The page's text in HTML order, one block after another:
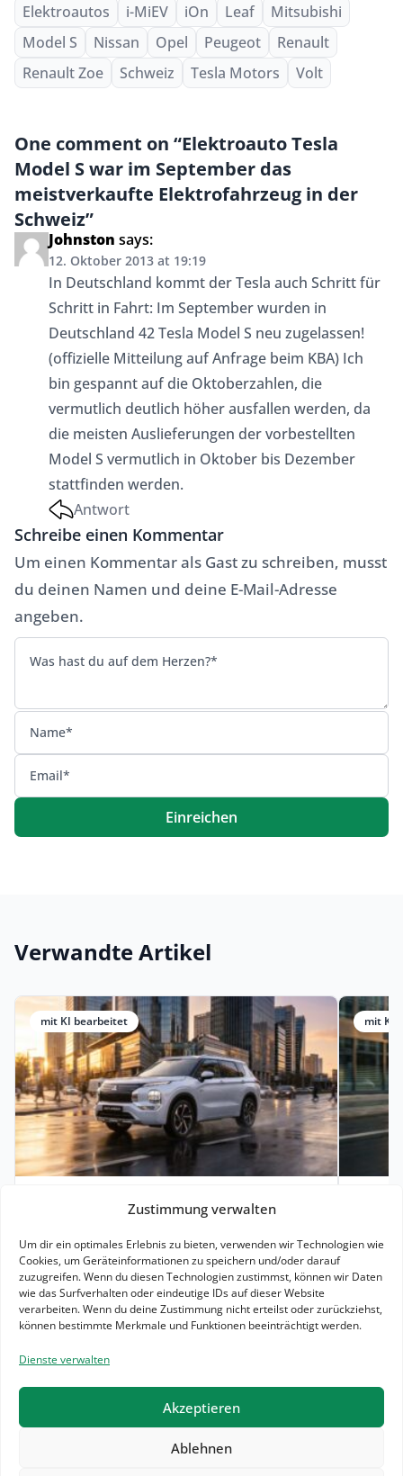
Zustimmung verwalten
Um dir ein optimales Erlebnis zu bieten, verwenden wir Technologien wie
Cookies, um Geräteinformationen zu speichern und/oder darauf
zuzugreifen. Wenn du diesen Technologien zustimmst, können wir Daten
wie das Surfverhalten oder eindeutige IDs auf dieser Website
verarbeiten. Wenn du deine Zustimmung nicht erteilst oder zurückziehst,
können bestimmte Merkmale und Funktionen beeinträchtigt werden.
Dienste verwalten
Akzeptieren
Ablehnen
Elektroautos
i-MiEV iOn Leaf
Mitsubishi
Model S
Nissan Opel Peugeot
Renault
Renault Zoe
Schweiz Tesla Motors Volt
One comment on “Elektroauto Tesla
Model S war im September das
meistverkaufte Elektrofahrzeug in der
Schweiz”
Johnston says:
12. Oktober 2013 at 19:19
In Deutschland kommt der Tesla auch Schritt für
Schritt in Fahrt: Im September wurden in
Deutschland 42 Tesla Model S neu zugelassen!
(offizielle Mitteilung auf Anfrage beim KBA) Ich
bin gespannt auf die Oktoberzahlen, die
vermutlich deutlich höher ausfallen werden, da
die meisten Auslieferungen der vorbestellten
Model S vermutlich in Oktober bis Dezember
stattfinden werden.
Antwort
Schreibe einen Kommentar
Um einen Kommentar als Gast zu schreiben, musst
du deinen Namen und deine E-Mail-Adresse
angeben.
Einreichen
Alternative:
Verwandte Artikel
mit KI bearbeitet
2 Minuten
für Gewerbe: ab 113 Euro
Der neue Mitsubishi Outlander Plug-in
Hybrid will wieder als großer,
komfortabler SUV mit viel Platz,
mit KI
mtl.
Der
Alltag: